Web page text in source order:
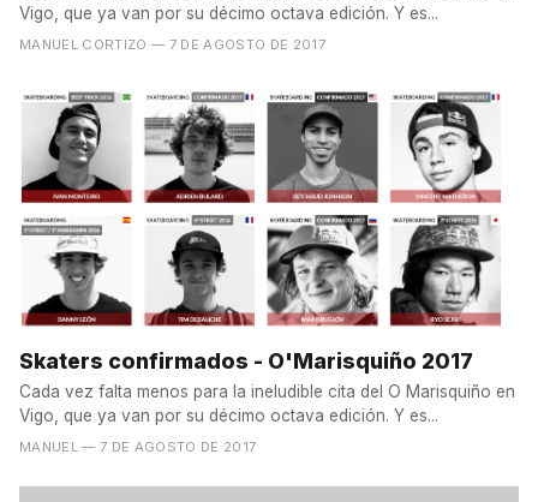
Vigo, que ya van por su décimo octava edición. Y es...
MANUEL CORTIZO — 7 DE AGOSTO DE 2017
Skaters confirmados - O'Marisquiño 2017
Cada vez falta menos para la ineludible cita del O Marisquiño en
Vigo, que ya van por su décimo octava edición. Y es...
MANUEL — 7 DE AGOSTO DE 2017